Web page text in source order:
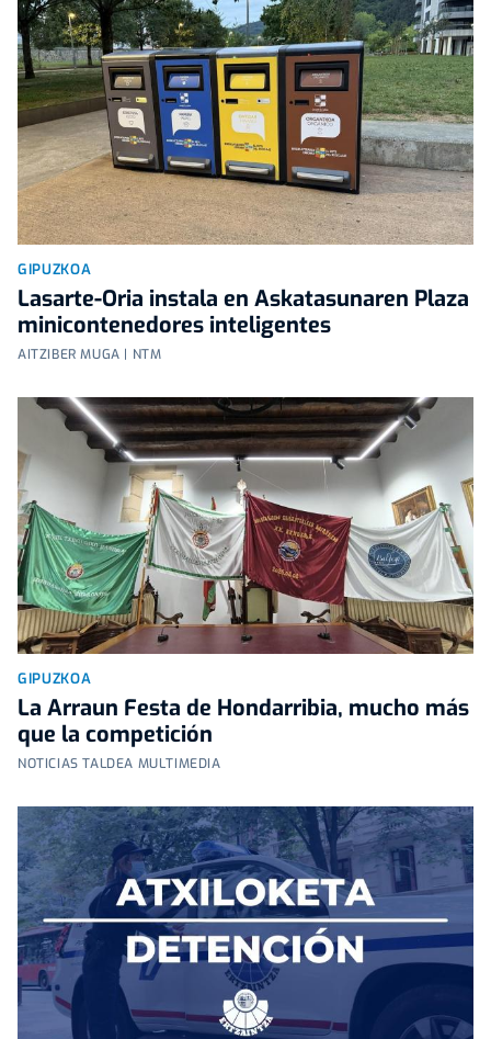
GIPUZKOA
Lasarte-Oria instala en Askatasunaren Plaza
minicontenedores inteligentes
AITZIBER MUGA | NTM
GIPUZKOA
La Arraun Festa de Hondarribia, mucho más
que la competición
NOTICIAS TALDEA MULTIMEDIA